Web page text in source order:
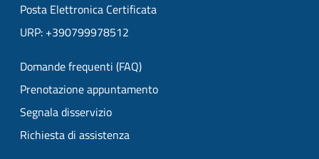
Posta Elettronica Certificata
URP: +390799978512
Domande frequenti (FAQ)
Prenotazione appuntamento
Segnala disservizio
Richiesta di assistenza